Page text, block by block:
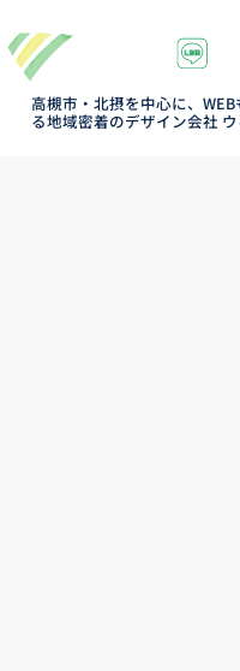
高槻市・北摂を中心に、
る地域密着のデザイン会社